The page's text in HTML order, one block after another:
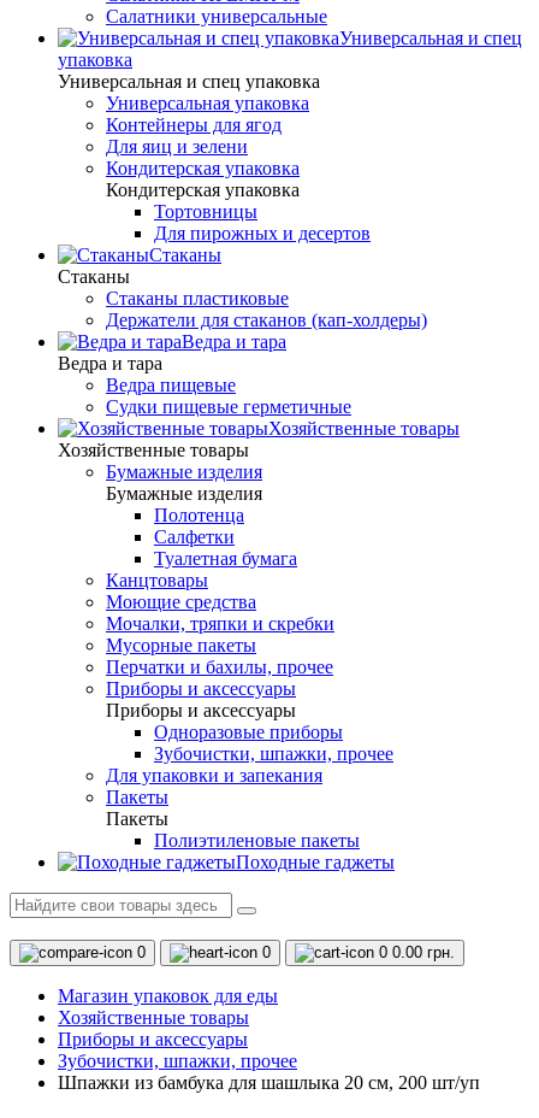
Салатники универсальные
Универсальная и спец
упаковка
Универсальная и спец упаковка
Универсальная упаковка
Контейнеры для ягод
Для яиц и зелени
Кондитерская упаковка
Кондитерская упаковка
Тортовницы
Для пирожных и десертов
Стаканы
Стаканы
Стаканы пластиковые
Держатели для стаканов (кап-холдеры)
Ведра и тара
Ведра и тара
Ведра пищевые
Судки пищевые герметичные
Хозяйственные товары
Хозяйственные товары
Бумажные изделия
Бумажные изделия
Полотенца
Салфетки
Туалетная бумага
Канцтовары
Моющие средства
Мочалки, тряпки и скребки
Мусорные пакеты
Перчатки и бахилы, прочее
Приборы и аксессуары
Приборы и аксессуары
Одноразовые приборы
Зубочистки, шпажки, прочее
Для упаковки и запекания
Пакеты
Пакеты
Полиэтиленовые пакеты
Походные гаджеты
0 0 0 0.00 грн.
Магазин упаковок для еды
Хозяйственные товары
Приборы и аксессуары
Зубочистки, шпажки, прочее
Шпажки из бамбука для шашлыка 20 см, 200 шт/уп